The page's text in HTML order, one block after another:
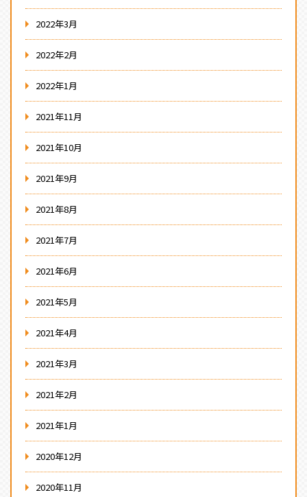
2022年3月
2022年2月
2022年1月
2021年11月
2021年10月
2021年9月
2021年8月
2021年7月
2021年6月
2021年5月
2021年4月
2021年3月
2021年2月
2021年1月
2020年12月
2020年11月